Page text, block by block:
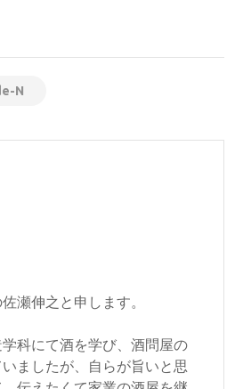
N
瀬伸之と申します。
科にて酒を学び、酒問屋の
ましたが、自らが旨いと思